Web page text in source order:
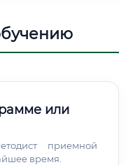
или
приемной
время.